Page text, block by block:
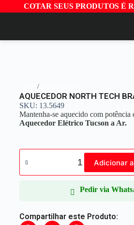
COTAR SEUS PRODUTOS É
/
AQUECEDOR NORTH TECH
SKU: 13.5649
Mantenha-se aquecido com potência
Aquecedor Elétrico Tucson a Ar.
Adicionar
Pedir via
Compartilhar este Produto: